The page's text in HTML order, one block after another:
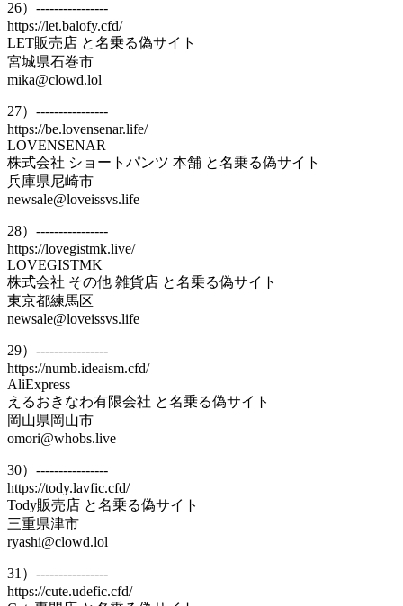
26）----------------
https://let.balofy.cfd/
LET販売店 と名乗る偽サイト
宮城県石巻市
mika@clowd.lol
27）----------------
https://be.lovensenar.life/
LOVENSENAR
株式会社 ショートパンツ 本舗 と名乗る偽サイト
兵庫県尼崎市
newsale@loveissvs.life
28）----------------
https://lovegistmk.live/
LOVEGISTMK
株式会社 その他 雑貨店 と名乗る偽サイト
東京都練馬区
newsale@loveissvs.life
29）----------------
https://numb.ideaism.cfd/
AliExpress
えるおきなわ有限会社 と名乗る偽サイト
岡山県岡山市
omori@whobs.live
30）----------------
https://tody.lavfic.cfd/
Tody販売店 と名乗る偽サイト
三重県津市
ryashi@clowd.lol
31）----------------
https://cute.udefic.cfd/